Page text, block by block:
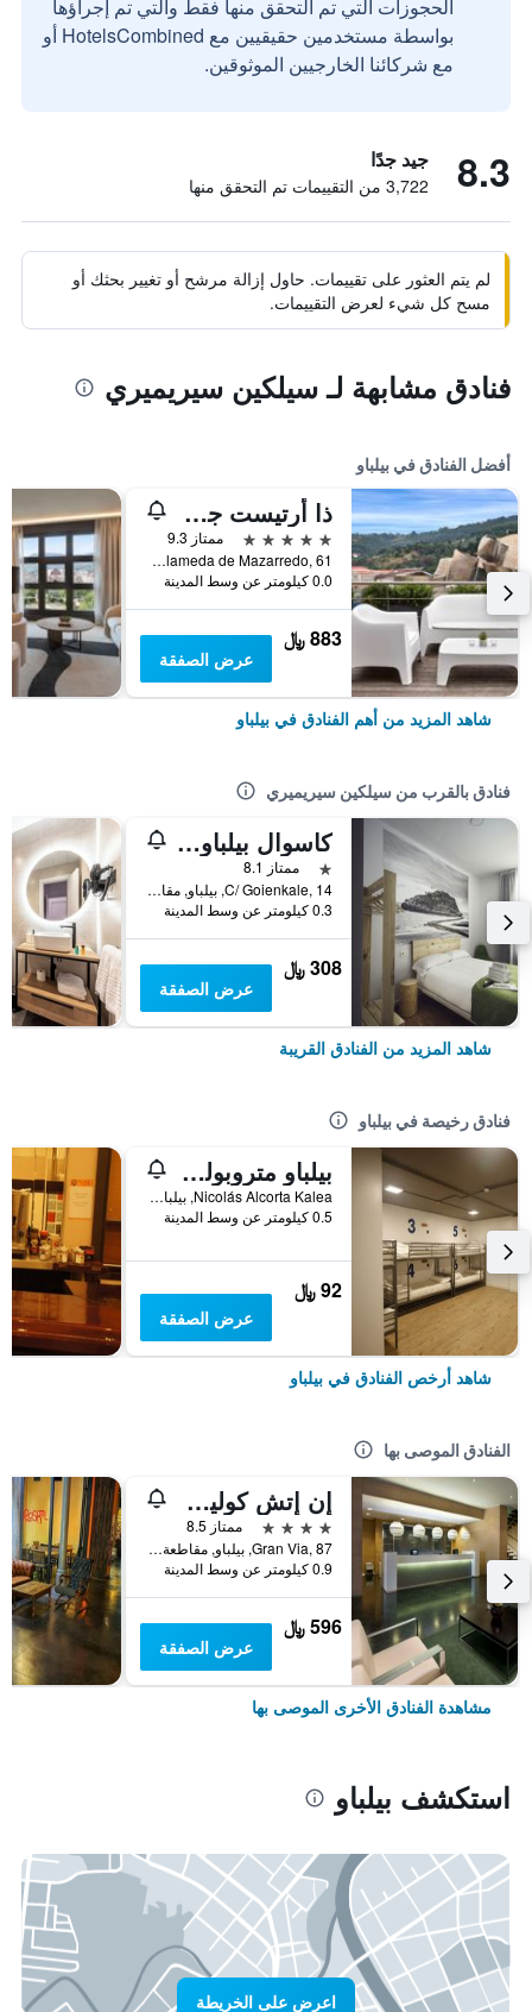
الحجوزات التي تم التحقق منها فقط والتي تم إجراؤها
بواسطة مستخدمين حقيقيين مع HotelsCombined أو
مع شركائنا الخارجيين الموثوقين.
8.3 جيد جدًا
3,722 من التقييمات تم التحقق منها
لم يتم العثور على تقييمات. حاول إزالة مرشح أو تغيير بحثك أو
مسح كل شيء لعرض التقييمات.
فنادق مشابهة لـ سيلكين سيريميري
أفضل الفنادق في بيلباو
ذا أرتيست جراند هوتل أوف آرت
5 نجوم
ممتاز 9.3
Alameda de Mazarredo, 61, بيلباو, مقاطعة بيسكاي, أسبانيا
0.0 كيلومتر عن وسط المدينة
883 ﷼
عرض الصفقة
شاهد المزيد من أهم الفنادق في بيلباو
فنادق بالقرب من سيلكين سيريميري
كاسوال بيلباو سيرانتيس
نجمة واحدة
ممتاز 8.1
C/ Goienkale, 14, بيلباو, مقاطعة بيسكاي, أسبانيا
0.3 كيلومتر عن وسط المدينة
308 ﷼
عرض الصفقة
شاهد المزيد من الفنادق القريبة
فنادق رخيصة في بيلباو
بيلباو متروبوليتان هوستل باي بوش هوتلز
Nicolás Alcorta Kalea, بيلباو, مقاطعة بيسكاي, أسبانيا
0.5 كيلومتر عن وسط المدينة
92 ﷼
عرض الصفقة
شاهد أرخص الفنادق في بيلباو
الفنادق الموصى بها
إن إتش كوليكشن مدريد يورو بيلدينغ
4 نجوم
ممتاز 8.5
Gran Via, 87, بيلباو, مقاطعة بيسكاي, أسبانيا
0.9 كيلومتر عن وسط المدينة
596 ﷼
عرض الصفقة
مشاهدة الفنادق الأخرى الموصى بها
استكشف بيلباو
اعرض على الخريطة